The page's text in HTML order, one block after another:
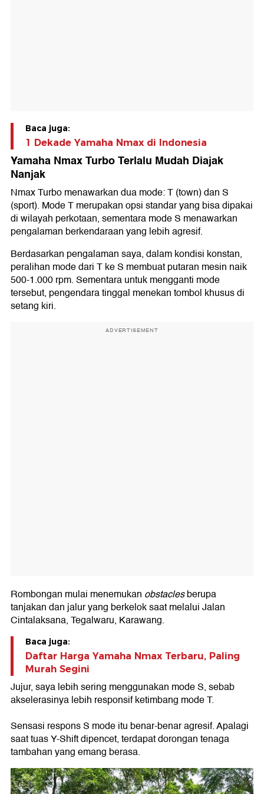
Baca juga:
1 Dekade Yamaha Nmax di Indonesia
Yamaha Nmax Turbo Terlalu Mudah Diajak
Nanjak
Nmax Turbo menawarkan dua mode: T (town) dan S
(sport). Mode T merupakan opsi standar yang bisa dipakai
di wilayah perkotaan, sementara mode S menawarkan
pengalaman berkendaraan yang lebih agresif.
Berdasarkan pengalaman saya, dalam kondisi konstan,
peralihan mode dari T ke S membuat putaran mesin naik
500-1.000 rpm. Sementara untuk mengganti mode
tersebut, pengendara tinggal menekan tombol khusus di
setang kiri.
ADVERTISEMENT
Rombongan mulai menemukan obstaclesberupa
tanjakan dan jalur yang berkelok saat melalui Jalan
Cintalaksana, Tegalwaru, Karawang.
Baca juga:
Daftar Harga Yamaha Nmax Terbaru, Paling
Murah Segini
Jujur, saya lebih sering menggunakan mode S, sebab
akselerasinya lebih responsif ketimbang mode T.
Sensasi respons S mode itu benar-benar agresif. Apalagi
saat tuas Y-Shift dipencet, terdapat dorongan tenaga
tambahan yang emang berasa.